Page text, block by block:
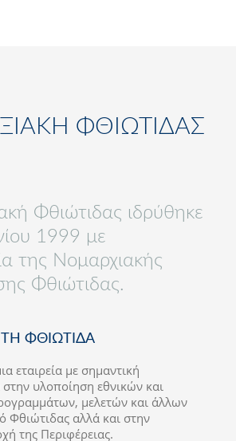
ΦΘΙΩΤΙΔΑΣ
Φθιώτιδας ιδρύθηκε
1999 με
της Νομαρχιακής
Φθιώτιδας.
ΦΘΙΩΤΙΔΑ
εταιρεία με σημαντική
υλοποίηση εθνικών και
μελετών και άλλων
Φθιώτιδας αλλά και στην
της Περιφέρειας.